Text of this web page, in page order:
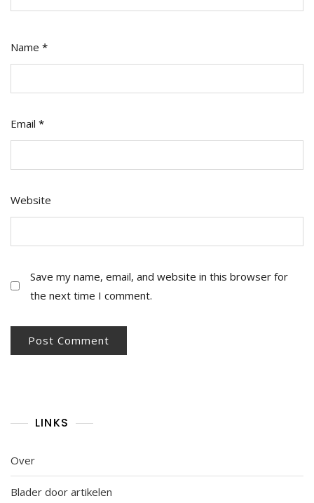
Name *
Email *
Website
Save my name, email, and website in this browser for
the next time I comment.
LINKS
Over
Blader door artikelen